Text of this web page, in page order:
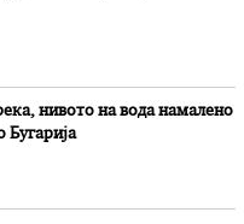
нивото на вода намалено
Бугарија